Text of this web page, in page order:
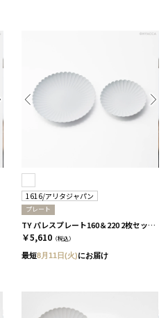
1616/アリタジャパン
プレート
TY パレスプレート160＆220 2枚セット［1616/アリタジャパン］
￥5,610 （税込）
最短8月11日(火)にお届け